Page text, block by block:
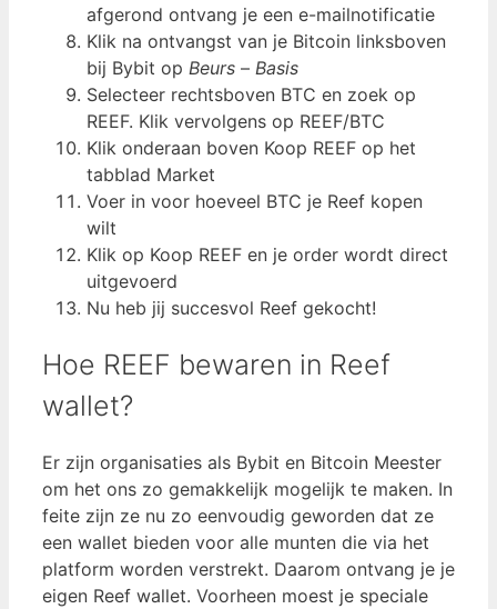
afgerond ontvang je een e-mailnotificatie
Klik na ontvangst van je Bitcoin linksboven
bij Bybit op Beurs – Basis
Selecteer rechtsboven BTC en zoek op
REEF. Klik vervolgens op REEF/BTC
Klik onderaan boven Koop REEF op het
tabblad Market
Voer in voor hoeveel BTC je Reef kopen
wilt
Klik op Koop REEF en je order wordt direct
uitgevoerd
Nu heb jij succesvol Reef gekocht!
Hoe REEF bewaren in Reef
wallet?
Er zijn organisaties als Bybit en Bitcoin Meester
om het ons zo gemakkelijk mogelijk te maken. In
feite zijn ze nu zo eenvoudig geworden dat ze
een wallet bieden voor alle munten die via het
platform worden verstrekt. Daarom ontvang je je
eigen Reef wallet. Voorheen moest je speciale